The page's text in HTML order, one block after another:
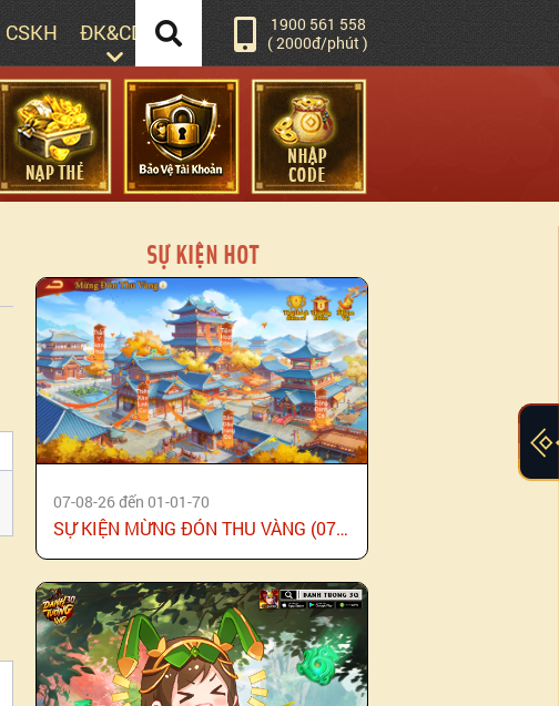
CSKH ĐK&CD
1900 561 558
( 2000đ/phút )
SỰ KIỆN HOT
07-08-26 đến 01-01-70
SỰ KIỆN MỪNG ĐÓN THU VÀNG (07/08)